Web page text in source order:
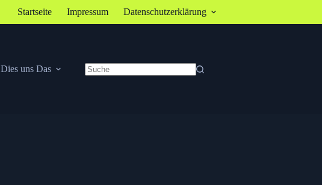
Startseite Impressum Datenschutzerklärung
Dies uns Das